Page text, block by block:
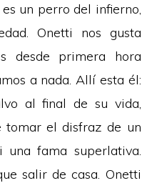
un perro del infierno,
Onetti nos gusta
desde primera hora
a nada. Allí esta él:
al final de su vida,
tomar el disfraz de un
una fama superlativa.
salir de casa. Onetti